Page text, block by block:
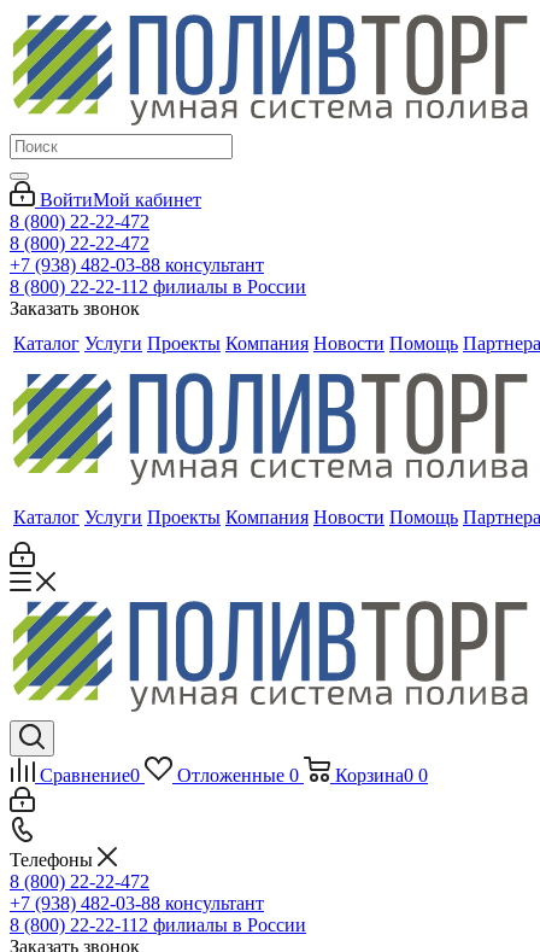
ВойтиМой кабинет
8 (800) 22-22-472
8 (800) 22-22-472
+7 (938) 482-03-88 консультант
8 (800) 22-22-112 филиалы в России
Заказать звонок
Каталог Услуги Проекты Компания Новости Помощь
Каталог Услуги Проекты Компания Новости Помощь
Сравнение0 Отложенные 0 Корзина0 0
Телефоны
8 (800) 22-22-472
+7 (938) 482-03-88 консультант
8 (800) 22-22-112 филиалы в России
Заказать звонок